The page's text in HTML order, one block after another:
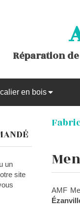
Réparation
en bois
AMF
un
site